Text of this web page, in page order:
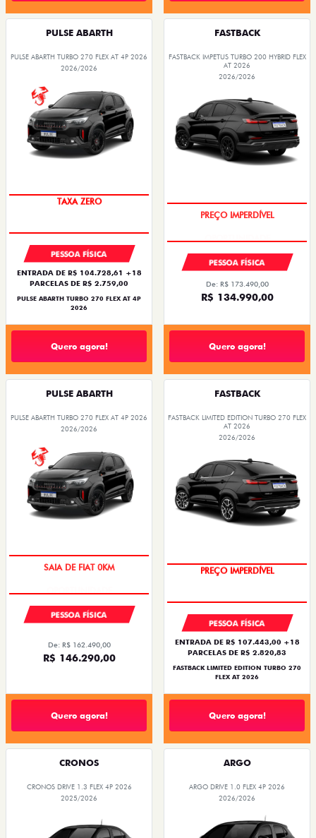
PULSE ABARTH
PULSE ABARTH TURBO 270 FLEX AT 4P 2026
2026/2026
TAXA ZERO
PESSOA FÍSICA
ENTRADA DE R$ 104.728,61 +18
PARCELAS DE R$ 2.759,00
PULSE ABARTH TURBO 270 FLEX AT 4P
2026
Quero agora!
FASTBACK
FASTBACK IMPETUS TURBO 200 HYBRID FLEX
AT 2026
2026/2026
PREÇO IMPERDÍVEL
PESSOA FÍSICA
De: R$ 173.490,00
R$ 134.990,00
Quero agora!
PULSE ABARTH
PULSE ABARTH TURBO 270 FLEX AT 4P 2026
2026/2026
SAIA DE FIAT 0KM
PESSOA FÍSICA
De: R$ 162.490,00
R$ 146.290,00
Quero agora!
FASTBACK
FASTBACK LIMITED EDITION TURBO 270 FLEX
AT 2026
2026/2026
PREÇO IMPERDÍVEL
PESSOA FÍSICA
ENTRADA DE R$ 107.443,00 +18
PARCELAS DE R$ 2.820,83
FASTBACK LIMITED EDITION TURBO 270
FLEX AT 2026
Quero agora!
CRONOS
CRONOS DRIVE 1.3 FLEX 4P 2026
2025/2026
ARGO
ARGO DRIVE 1.0 FLEX 4P 2026
2026/2026